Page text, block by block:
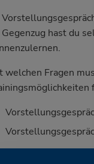
Gegenzug hast du
welchen Fragen